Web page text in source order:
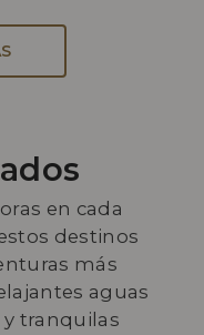
en cada
destinos
más
aguas
tranquilas